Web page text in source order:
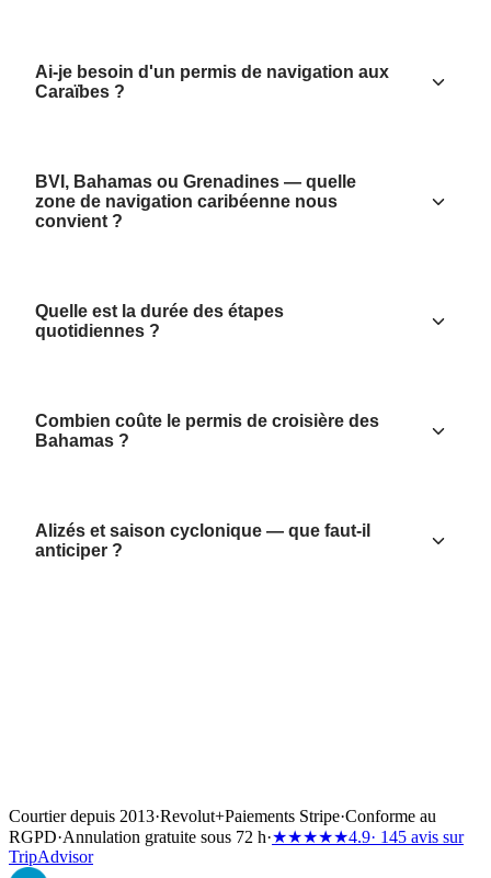
Ai-je besoin d'un permis de navigation aux
Caraïbes ?
BVI, Bahamas ou Grenadines — quelle
zone de navigation caribéenne nous
convient ?
Quelle est la durée des étapes
quotidiennes ?
Combien coûte le permis de croisière des
Bahamas ?
Alizés et saison cyclonique — que faut-il
anticiper ?
Courtier depuis 2013·Revolut+Paiements Stripe·Conforme au
RGPD·Annulation gratuite sous 72 h·★★★★★4.9· 145 avis sur
TripAdvisor